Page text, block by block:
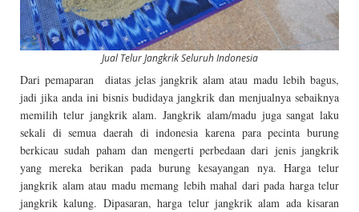
Jual Telur Jangkrik Seluruh Indonesia
Dari pemaparan diatas jelas jangkrik alam atau madu lebih bagus,
jadi jika anda ini bisnis budidaya jangkrik dan menjualnya sebaiknya
memilih telur jangkrik alam. Jangkrik alam/madu juga sangat laku
sekali di semua daerah di indonesia karena para pecinta burung
berkicau sudah paham dan mengerti perbedaan dari jenis jangkrik
yang mereka berikan pada burung kesayangan nya. Harga telur
jangkrik alam atau madu memang lebih mahal dari pada harga telur
jangkrik kalung. Dipasaran, harga telur jangkrik alam ada kisaran